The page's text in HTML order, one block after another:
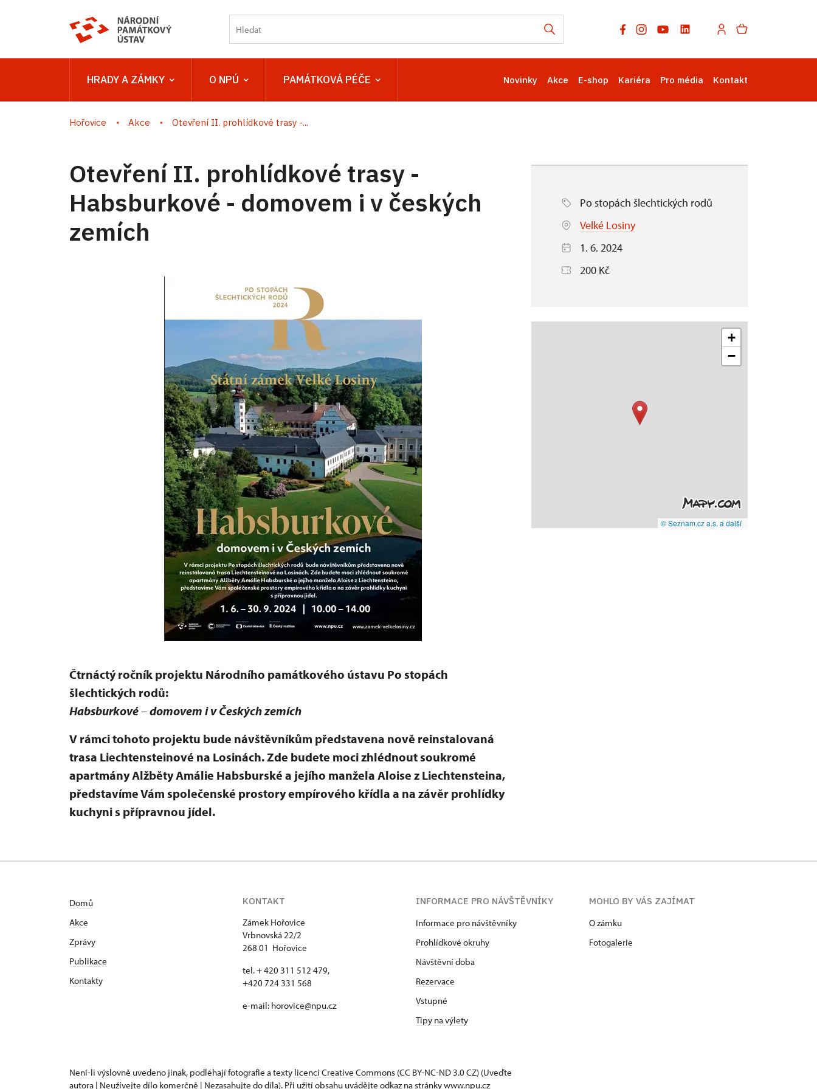
HRADY A ZÁMKY O NPÚ PAMÁTKOVÁ PÉČE Novinky Akce E-shop Kariéra Pro média Kontakt
Hořovice Akce Otevření II. prohlídkové trasy -...
Otevření II. prohlídkové trasy -
Habsburkové - domovem i v českých
zemích
Čtrnáctý ročník projektu Národního památkového ústavu Po stopách
šlechtických rodů:
Habsburkové–domovem i v Českých zemích
V rámci tohoto projektu bude návštěvníkům představena nově reinstalovaná
trasa Liechtensteinové na Losinách. Zde budete moci zhlédnout soukromé
apartmány Alžběty Amálie Habsburské a jejího manžela Aloise z Liechtensteina,
představíme Vám společenské prostory empírového křídla a na závěr prohlídky
kuchyni s přípravnou jídel.
Po stopách šlechtických rodů
Velké Losiny
1. 6. 2024
200 Kč
+
−
© Seznam.cz a.s. a další
Domů
Akce
Zprávy
Publikace
Kontakty
KONTAKT
Zámek Hořovice
Vrbnovská 22/2
268 01 Hořovice
tel. + 420 311 512 479,
+420 724 331 568
e-mail: horovice@npu.cz
INFORMACE PRO NÁVŠTĚVNÍKY
Informace pro návštěvníky
Prohlídkové okruhy
Návštěvní doba
Rezervace
Vstupné
Tipy na výlety
MOHLO BY VÁS ZAJÍMAT
O zámku
Fotogalerie
Není-li výslovně uvedeno jinak, podléhají fotografie a texty licenci Creative Commons (CC BY-NC-ND 3.0 CZ) (Uveďte
autora | Neužívejte dílo komerčně | Nezasahujte do díla). Při užití obsahu uvádějte odkaz na stránky www.npu.cz